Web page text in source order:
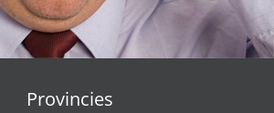
Provincies